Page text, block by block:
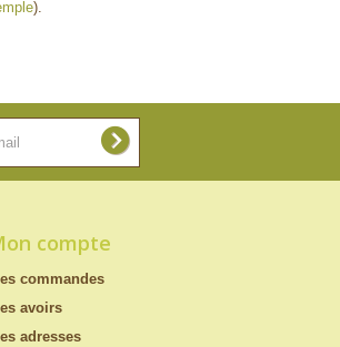
).
compte
commandes
avoirs
adresses